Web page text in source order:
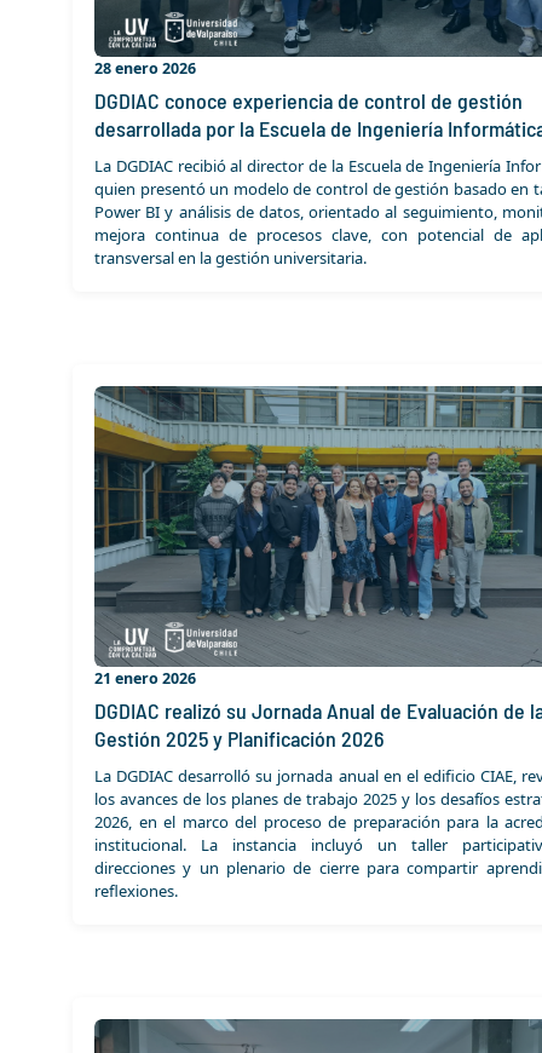
28 enero 2026
DGDIAC conoce experiencia de control de gestión
desarrollada por la Escuela de Ingeniería
La DGDIAC recibió al director de la Escuela de Ingeniería
quien presentó un modelo de control de gestión basado en
Power BI y análisis de datos, orientado al seguimiento,
mejora continua de procesos clave, con potencial de
transversal en la gestión universitaria.
21 enero 2026
DGDIAC realizó su Jornada Anual de Evaluación de
Gestión 2025 y Planificación 2026
La DGDIAC desarrolló su jornada anual en el edificio CIAE,
los avances de los planes de trabajo 2025 y los desafíos
2026, en el marco del proceso de preparación para la
institucional. La instancia incluyó un taller
direcciones y un plenario de cierre para compartir
reflexiones.